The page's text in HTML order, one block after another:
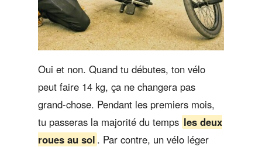
Oui et non. Quand tu débutes, ton vélo
peut faire 14 kg, ça ne changera pas
grand-chose. Pendant les premiers mois,
tu passeras la majorité du temps les deux
roues au sol . Par contre, un vélo léger